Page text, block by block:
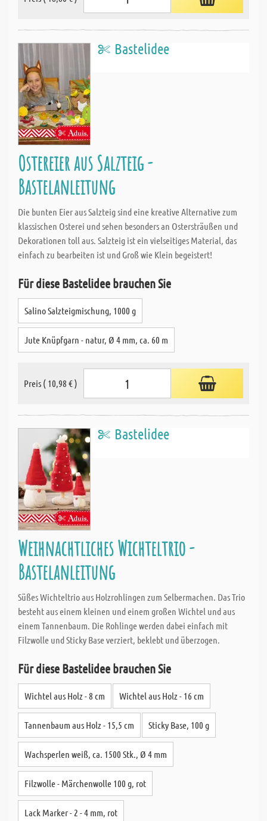
Bastelidee
Ostereier aus Salzteig -
Bastelanleitung
Die bunten Eier aus Salzteig sind eine kreative Alternative zum
klassischen Osterei und sehen besonders an Ostersträußen und
Dekorationen toll aus. Salzteig ist ein vielseitiges Material, das
einfach zu bearbeiten ist und Groß wie Klein begeistert!
Für diese Bastelidee brauchen Sie
Salino Salzteigmischung, 1000 g
Jute Knüpfgarn - natur, Ø 4 mm, ca. 60 m
Preis ( 10,98 € )
Bastelidee
Weihnachtliches Wichteltrio -
Bastelanleitung
Süßes Wichteltrio aus Holzrohlingen zum Selbermachen. Das Trio
besteht aus einem kleinen und einem großen Wichtel und aus
einem Tannenbaum. Die Rohlinge werden dabei einfach mit
Filzwolle und Sticky Base verziert, beklebt und überzogen.
Für diese Bastelidee brauchen Sie
Wichtel aus Holz - 8 cm Wichtel aus Holz - 16 cm
Tannenbaum aus Holz - 15,5 cm Sticky Base, 100 g
Wachsperlen weiß, ca. 1500 Stk., Ø 4 mm
Filzwolle - Märchenwolle 100 g, rot
Lack Marker - 2 - 4 mm, rot